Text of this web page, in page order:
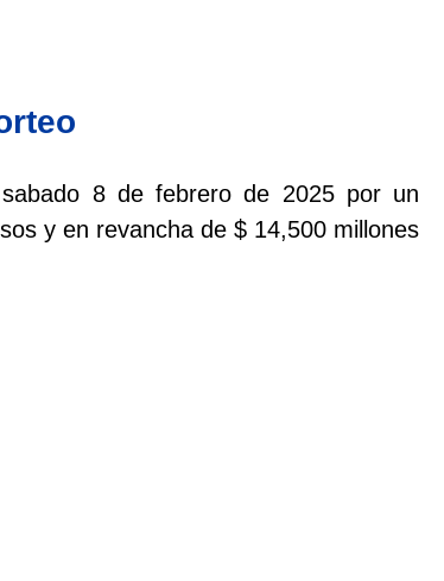
8 de febrero de 2025 por un
y en revancha de $ 14,500 millones